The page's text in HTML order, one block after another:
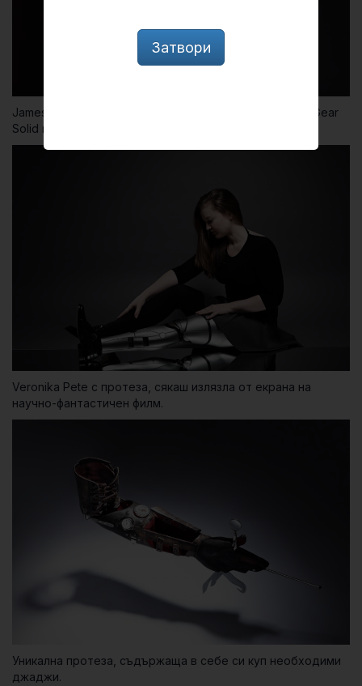
James Young с протеза, вдъхновена от играта Metal Gear
Solid и притежаваща вграден дрон!
Veronika Pete с протеза, сякаш излязла от екрана на
научно-фантастичен филм.
Уникална протеза, съдържаща в себе си куп необходими
джаджи.
Затвори